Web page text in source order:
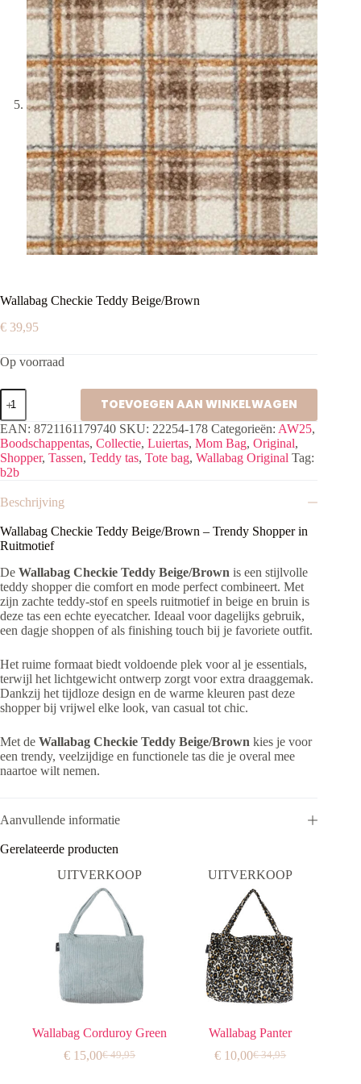
Wallabag Checkie Teddy Beige/Brown
€ 39,95
Op voorraad
Wallabag
Checkie
Teddy
Beige/Brown
aantal
TOEVOEGEN AAN WINKELWAGEN
EAN: 8721161179740 SKU: 22254-178 Categorieën: AW25,
Boodschappentas, Collectie, Luiertas, Mom Bag, Original,
Shopper, Tassen, Teddy tas, Tote bag, Wallabag Original Tag:
b2b
Beschrijving
Wallabag Checkie Teddy Beige/Brown – Trendy Shopper in
Ruitmotief
De Wallabag Checkie Teddy Beige/Brown is een stijlvolle
teddy shopper die comfort en mode perfect combineert. Met
zijn zachte teddy-stof en speels ruitmotief in beige en bruin is
deze tas een echte eyecatcher. Ideaal voor dagelijks gebruik,
een dagje shoppen of als finishing touch bij je favoriete outfit.
Het ruime formaat biedt voldoende plek voor al je essentials,
terwijl het lichtgewicht ontwerp zorgt voor extra draaggemak.
Dankzij het tijdloze design en de warme kleuren past deze
shopper bij vrijwel elke look, van casual tot chic.
Met de Wallabag Checkie Teddy Beige/Brown kies je voor
een trendy, veelzijdige en functionele tas die je overal mee
naartoe wilt nemen.
Aanvullende informatie
Gerelateerde producten
UITVERKOOP
Wallabag Corduroy Green
€49,95
Oorspronkelijke
€ 15,00Huidige
UITVERKOOP
Wallabag Panter
€34,95
Oorspronkelijke
€ 10,00Huidige